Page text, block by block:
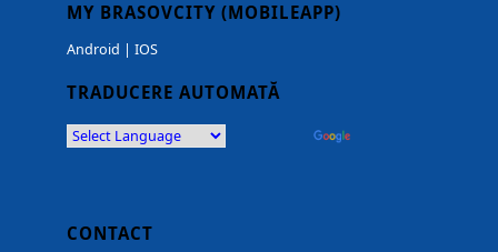
MY BRASOVCITY (MOBILEAPP)
Android | IOS
TRADUCERE AUTOMATĂ
CONTACT